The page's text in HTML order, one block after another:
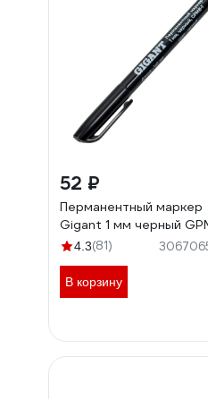
52 ₽
Перманентный маркер
Gigant 1 мм черный
4.3(81)
В корзину